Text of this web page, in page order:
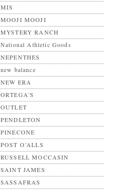
MIS
MOOJI MOOJI
MYSTERY RANCH
National Athletic Goods
NEPENTHES
new balance
NEW ERA
ORTEGA'S
OUTLET
PENDLETON
PINECONE
POST O’ALLS
RUSSELL MOCCASIN
SAINT JAMES
SASSAFRAS